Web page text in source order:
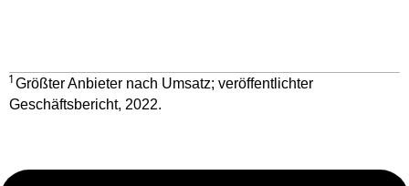
1 Größter Anbieter nach Umsatz; veröffentlichter
Geschäftsbericht, 2022.